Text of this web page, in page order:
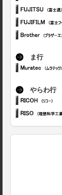
ま行
やらわ行